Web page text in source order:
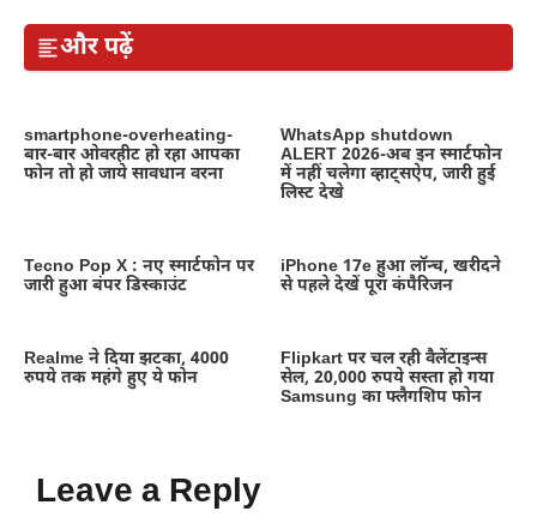
और पढ़ें
smartphone-overheating-
बार-बार ओवरहीट हो रहा आपका
फोन तो हो जाये सावधान वरना
WhatsApp shutdown
ALERT 2026-अब इन स्मार्टफोन
में नहीं चलेगा व्हाट्सऐप, जारी हुई
लिस्ट देखे
Tecno Pop X : नए स्मार्टफोन पर
जारी हुआ बंपर डिस्काउंट
iPhone 17e हुआ लॉन्च, खरीदने
से पहले देखें पूरा कंपैरिजन
Realme ने दिया झटका, 4000
रुपये तक महंगे हुए ये फोन
Flipkart पर चल रही वैलेंटाइन्स
सेल, 20,000 रुपये सस्ता हो गया
Samsung का फ्लैगशिप फोन
Leave a Reply